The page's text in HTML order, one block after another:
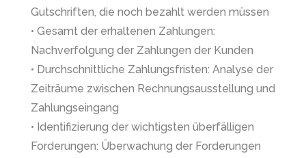
Gutschriften, die noch bezahlt werden müssen
• Gesamt der erhaltenen Zahlungen:
Nachverfolgung der Zahlungen der Kunden
• Durchschnittliche Zahlungsfristen: Analyse der
Zeiträume zwischen Rechnungsausstellung und
Zahlungseingang
• Identifizierung der wichtigsten überfälligen
Forderungen: Überwachung der Forderungen